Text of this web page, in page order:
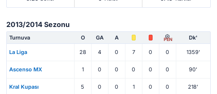
2013/2014 Sezonu
Turnuva O GA A PEN Dk'
La Liga 28 4 0 7 0 0 1359'
Ascenso MX 1 0 0 0 0 0 90'
Kral Kupası 5 0 0 1 0 0 218'